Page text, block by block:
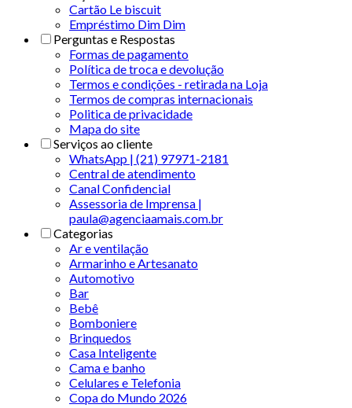
Cartão Le biscuit
Empréstimo Dim Dim
Perguntas e Respostas
Formas de pagamento
Política de troca e devolução
Termos e condições - retirada na Loja
Termos de compras internacionais
Politica de privacidade
Mapa do site
Serviços ao cliente
WhatsApp | (21) 97971-2181
Central de atendimento
Canal Confidencial
Assessoria de Imprensa |
paula@agenciaamais.com.br
Categorias
Ar e ventilação
Armarinho e Artesanato
Automotivo
Bar
Bebê
Bomboniere
Brinquedos
Casa Inteligente
Cama e banho
Celulares e Telefonia
Copa do Mundo 2026